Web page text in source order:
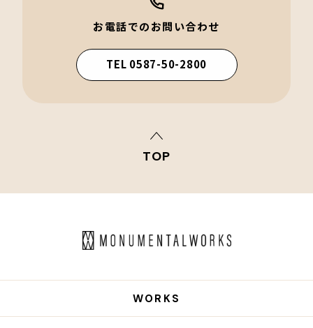
お電話でのお問い合わせ
TEL 0587-50-2800
TOP
WORKS